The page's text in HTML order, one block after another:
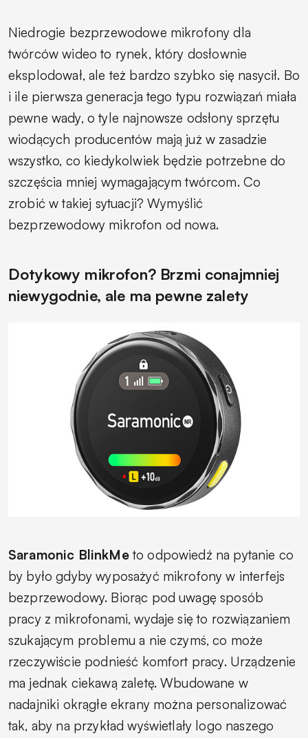
Niedrogie bezprzewodowe mikrofony dla
twórców wideo to rynek, który dosłownie
eksplodował, ale też bardzo szybko się nasycił. Bo
i ile pierwsza generacja tego typu rozwiązań miała
pewne wady, o tyle najnowsze odsłony sprzętu
wiodących producentów mają już w zasadzie
wszystko, co kiedykolwiek będzie potrzebne do
szczęścia mniej wymagającym twórcom. Co
zrobić w takiej sytuacji? Wymyślić
bezprzewodowy mikrofon od nowa.
Dotykowy mikrofon? Brzmi conajmniej
niewygodnie, ale ma pewne zalety
Saramonic BlinkMeto odpowiedź na pytanie co
by było gdyby wyposażyć mikrofony w interfejs
bezprzewodowy. Biorąc pod uwagę sposób
pracy z mikrofonami, wydaje się to rozwiązaniem
szukającym problemu a nie czymś, co może
rzeczywiście podnieść komfort pracy. Urządzenie
ma jednak ciekawą zaletę. Wbudowane w
nadajniki okrągłe ekrany można personalizować
tak, aby na przykład wyświetlały logo naszego